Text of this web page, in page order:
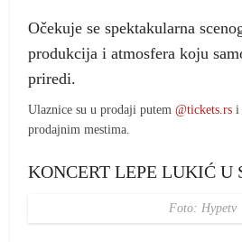
Očekuje se spektakularna
produkcija i atmosfera koju
priredi.
Ulaznice su u prodaji putem@tickets.rs i
prodajnim mestima.
KONCERT LEPE LUKIĆ U
Foto: Hypetv